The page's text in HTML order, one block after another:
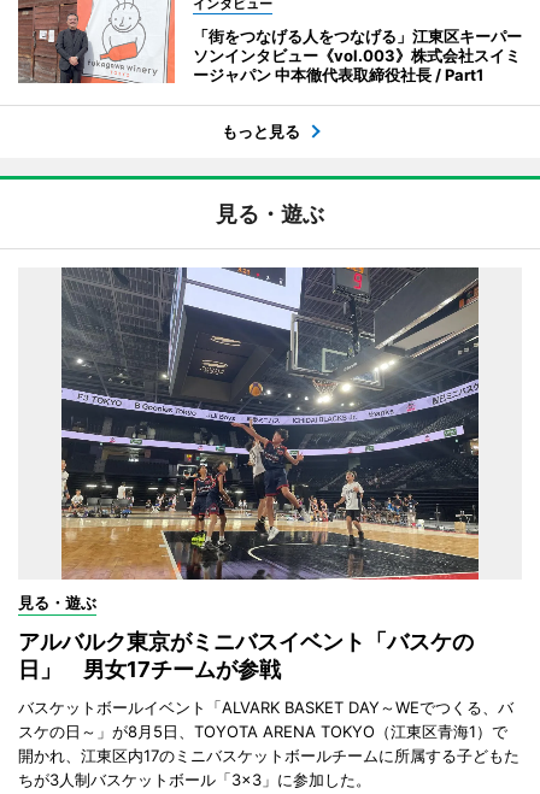
インタビュー
「街をつなげる人をつなげる」江東区キーパー
ソンインタビュー《vol.003》株式会社スイミ
ージャパン 中本徹代表取締役社長 / Part1
もっと見る
見る・遊ぶ
見る・遊ぶ
アルバルク東京がミニバスイベント「バスケの
日」 男女17チームが参戦
バスケットボールイベント「ALVARK BASKET DAY～WEでつくる、バ
スケの日～」が8月5日、TOYOTA ARENA TOKYO（江東区青海1）で
開かれ、江東区内17のミニバスケットボールチームに所属する子どもた
ちが3人制バスケットボール「3×3」に参加した。